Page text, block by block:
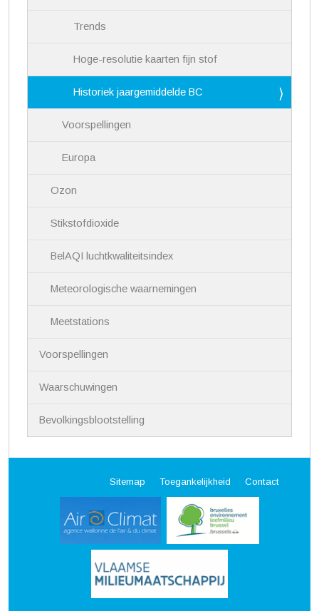
Trends
Hoge-resolutie kaarten fijn stof
Historiek jaargemiddelde BC
Voorspellingen
Europa
Ozon
Stikstofdioxide
BelAQI luchtkwaliteitsindex
Meteorologische waarnemingen
Meetstations
Voorspellingen
Waarschuwingen
Bevolkingsblootstelling
Sitemap Toegankelijkheid Contact